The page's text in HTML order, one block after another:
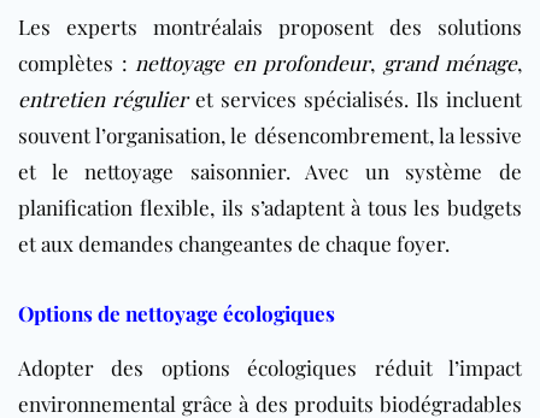
Les experts montréalais proposent des solutions
complètes : nettoyage en profondeur, grand ménage,
entretien régulieret services spécialisés. Ils incluent
souvent l’organisation, le désencombrement, la lessive
et le nettoyage saisonnier. Avec un système de
planification flexible, ils s’adaptent à tous les budgets
et aux demandes changeantes de chaque foyer.
Options de nettoyage écologiques
Adopter des options écologiques réduit l’impact
environnemental grâce à des produits biodégradables